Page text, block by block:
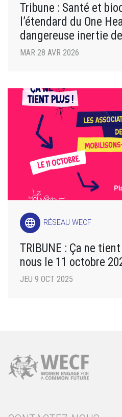
Tribune : Santé et
l’étendard du One
dangereuse inertie
MAR 28 AVR 2026
language RÉSEAU WECF
TRIBUNE : Ça ne
nous le 11 octobre
JEU 9 OCT 2025